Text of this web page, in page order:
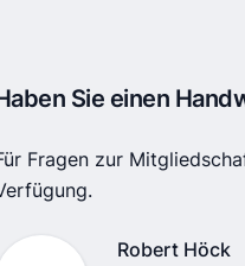
Sie einen
Fragen zur
Name
Robert Höck